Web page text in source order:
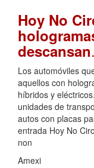
Hoy No
descansan
Los automóviles
aquellos con
híbridos y
unidades de
autos con placas
entrada Hoy No
non
Amexi